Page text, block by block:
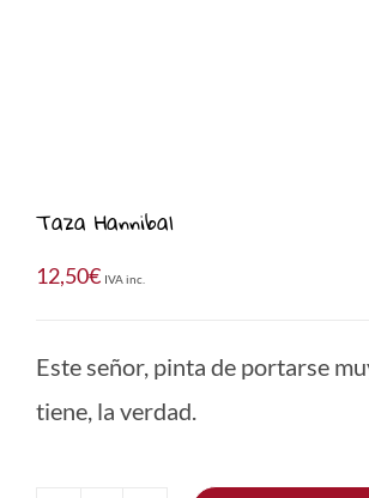
Taza Hannibal
12,50€ IVA inc.
Este señor, pinta de portarse
tiene, la verdad.